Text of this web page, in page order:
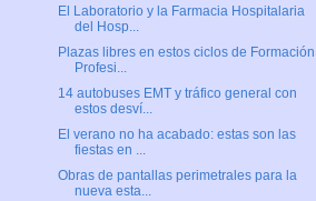
El Laboratorio y la Farmacia Hospitalaria
del Hosp...
Plazas libres en estos ciclos de Formación
Profesi...
14 autobuses EMT y tráfico general con
estos desví...
El verano no ha acabado: estas son las
fiestas en ...
Obras de pantallas perimetrales para la
nueva esta...